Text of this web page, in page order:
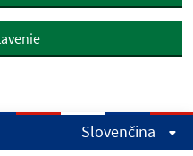
Slovenčina